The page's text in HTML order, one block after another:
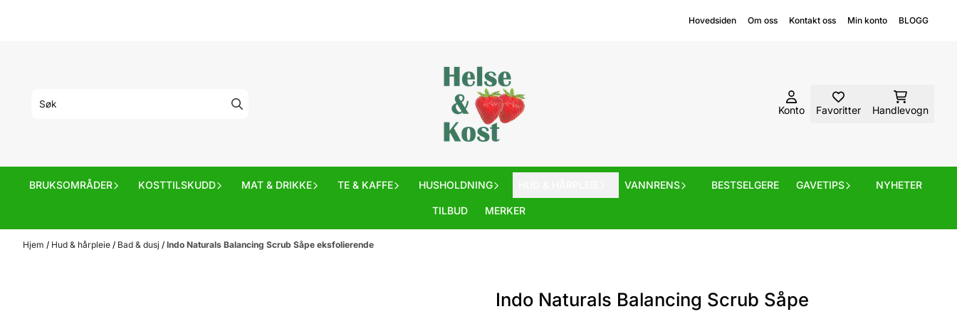
Hovedsiden Om oss Kontakt oss Min konto BLOGG
Konto Favoritter Handlevogn
BRUKSOMRÅDER KOSTTILSKUDD MAT & DRIKKE TE & KAFFE HUSHOLDNING VANNRENS BESTSELGERE GAVETIPS NYHETER
TILBUD MERKER
Hjem / Hud & hårpleie / Bad & dusj / Indo Naturals Balancing Scrub Såpe eksfolierende
Indo Naturals Balancing Scrub Såpe